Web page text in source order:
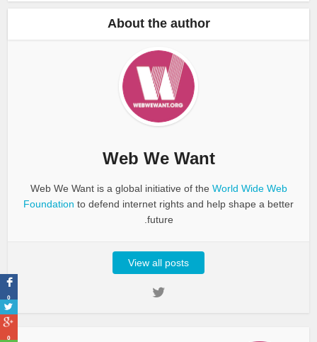
About the author
Web We Want
Web We Want is a global initiative of the World Wide Web
Foundation to defend internet rights and help shape a better
future.
View all posts
0
0